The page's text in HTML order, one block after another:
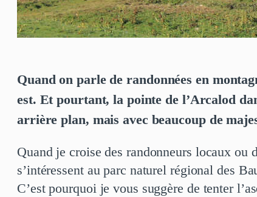
Quand on parle de randonnées en
est. Et pourtant, la pointe de l’Arcalod
arrière plan, mais avec beaucoup de
Quand je croise des randonneurs locaux ou
s’intéressent au parc naturel régional des
C’est pourquoi je vous suggère de tenter